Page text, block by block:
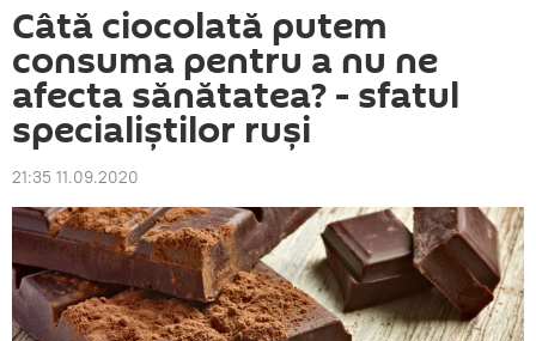
Câtă ciocolată putem
consuma pentru a nu ne
afecta sănătatea? - sfatul
specialiştilor ruşi
21:35 11.09.2020